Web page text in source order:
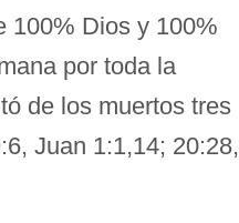
100% Dios y 100%
por toda la
de los muertos tres
Juan 1:1,14; 20:28,